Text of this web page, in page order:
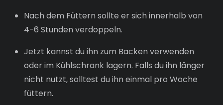
Nach dem Füttern sollte er sich innerhalb von
4-6 Stunden verdoppeln.
Jetzt kannst du ihn zum Backen verwenden
oder im Kühlschrank lagern. Falls du ihn länger
nicht nutzt, solltest du ihn einmal pro Woche
füttern.